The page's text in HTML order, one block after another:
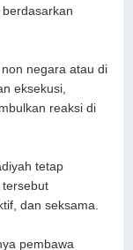
negara atau di
eksekusi,
reaksi di
tetap
dan seksama.
pembawa